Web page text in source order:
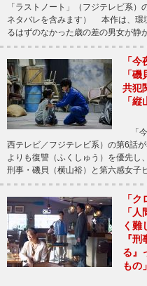
「ラストノート」（フジテレビ系）
ネタバレを含みます） 本作は、環
るはずのなかった歳の差の男女が静
「
「
共犯
「
「今
西テレビ／フジテレビ系）の第6話
よりも復讐（ふくしゅう）を優先し
刑事・磯貝（横山裕）と第六感女子
「
「
く難
『
る』
もの」